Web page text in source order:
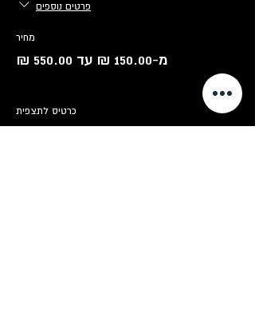
פרטים נוספים
מחיר
מ-‏150.00 ‏₪ עד ‏550.00 ‏₪
כרטיס לתצפית